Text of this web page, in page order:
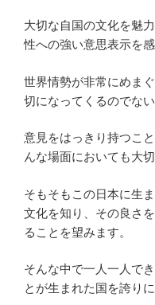
大切な自国の文化を魅
性への強い意思表示を感
世界情勢が非常にめま
切になってくるのでない
意見をはっきり持つこ
んな場面においても大
そもそもこの日本に生
文化を知り、その良さ
ることを望みます。
そんな中で一人一人で
とが生まれた国を誇り